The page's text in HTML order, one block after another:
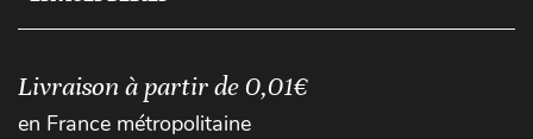
Livraison à partir de 0,01€
en France métropolitaine